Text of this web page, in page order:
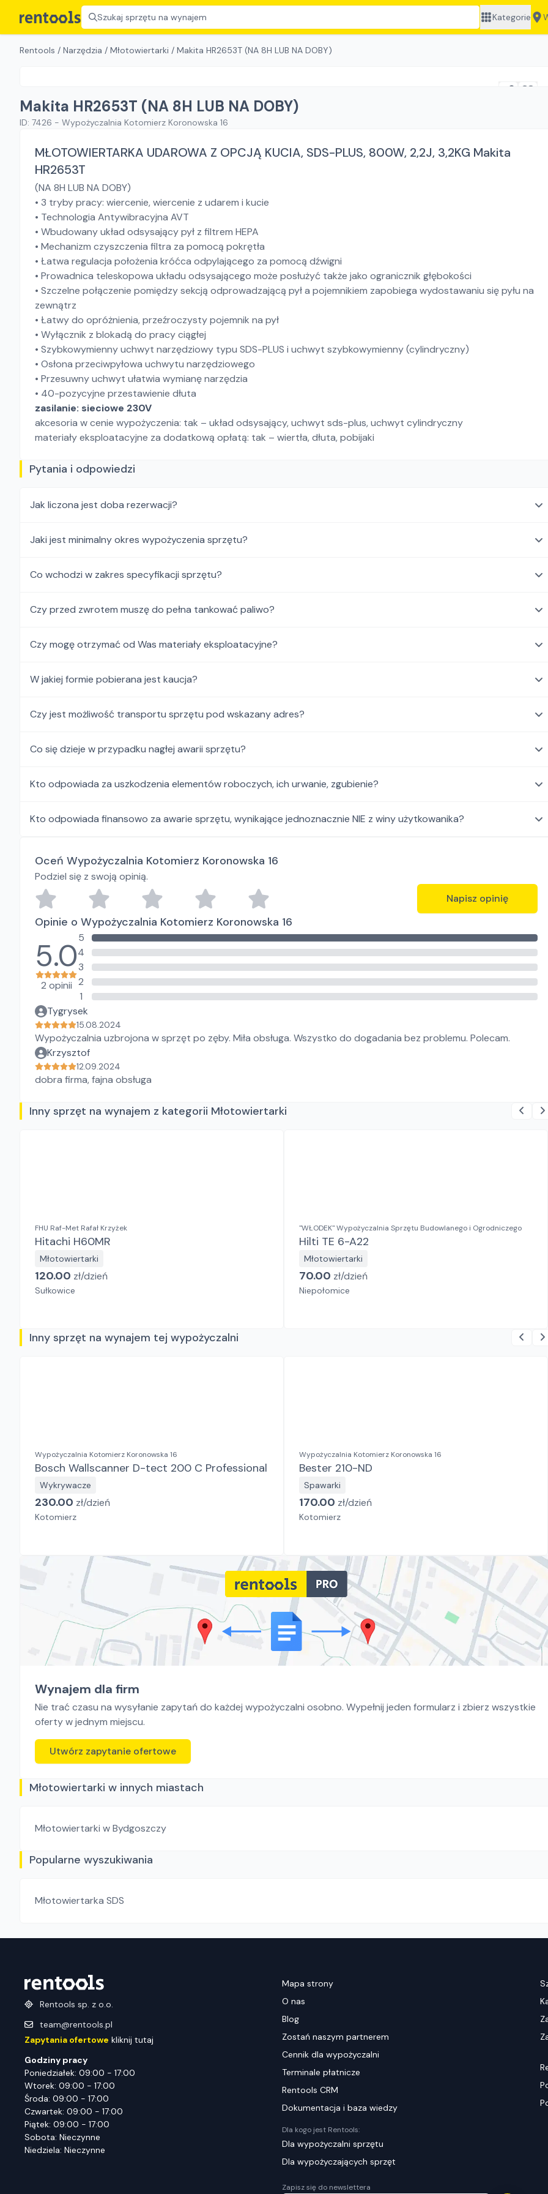
Szukaj sprzętu na wynajem Kategorie
Rentools / Narzędzia / Młotowiertarki / Makita HR2653T (NA 8H LUB NA DOBY)
Makita HR2653T (NA 8H LUB NA DOBY)
ID: 7426 - Wypożyczalnia Kotomierz Koronowska 16
MŁOTOWIERTARKA UDAROWA Z OPCJĄ KUCIA, SDS-PLUS, 800W, 2,2J, 3,2KG Makita
HR2653T
(NA 8H LUB NA DOBY)
• 3 tryby pracy: wiercenie, wiercenie z udarem i kucie
• Technologia Antywibracyjna AVT
• Wbudowany układ odsysający pył z filtrem HEPA
• Mechanizm czyszczenia filtra za pomocą pokrętła
• Łatwa regulacja położenia króćca odpylającego za pomocą dźwigni
• Prowadnica teleskopowa układu odsysającego może posłużyć także jako ogranicznik głębokości
• Szczelne połączenie pomiędzy sekcją odprowadzającą pył a pojemnikiem zapobiega wydostawaniu się pyłu na
zewnątrz
• Łatwy do opróżnienia, przeźroczysty pojemnik na pył
• Wyłącznik z blokadą do pracy ciągłej
• Szybkowymienny uchwyt narzędziowy typu SDS-PLUS i uchwyt szybkowymienny (cylindryczny)
• Osłona przeciwpyłowa uchwytu narzędziowego
• Przesuwny uchwyt ułatwia wymianę narzędzia
• 40-pozycyjne przestawienie dłuta
zasilanie: sieciowe 230V
akcesoria w cenie wypożyczenia: tak – układ odsysający, uchwyt sds-plus, uchwyt cylindryczny
materiały eksploatacyjne za dodatkową opłatą: tak – wiertła, dłuta, pobijaki
Pytania i odpowiedzi
Jak liczona jest doba rezerwacji?
Jaki jest minimalny okres wypożyczenia sprzętu?
Co wchodzi w zakres specyfikacji sprzętu?
Czy przed zwrotem muszę do pełna tankować paliwo?
Czy mogę otrzymać od Was materiały eksploatacyjne?
W jakiej formie pobierana jest kaucja?
Czy jest możliwość transportu sprzętu pod wskazany adres?
Co się dzieje w przypadku nagłej awarii sprzętu?
Kto odpowiada za uszkodzenia elementów roboczych, ich urwanie, zgubienie?
Kto odpowiada finansowo za awarie sprzętu, wynikające jednoznacznie NIE z winy użytkowanika?
Oceń Wypożyczalnia Kotomierz Koronowska 16
Podziel się z swoją opinią.
Napisz opinię
Opinie o Wypożyczalnia Kotomierz Koronowska 16
5.0
2 opinii
5
4
3
2
1
Tygrysek
15.08.2024
Wypożyczalnia uzbrojona w sprzęt po zęby. Miła obsługa. Wszystko do dogadania bez problemu. Polecam.
Krzysztof
12.09.2024
dobra firma, fajna obsługa
Inny sprzęt na wynajem z kategorii Młotowiertarki
FHU Raf-Met Rafał Krzyżek
Hitachi H60MR
Młotowiertarki
120.00 zł/dzień
Sułkowice
"WŁODEK" Wypożyczalnia Sprzętu Budowlanego i Ogrodniczego
Hilti TE 6-A22
Młotowiertarki
70.00 zł/dzień
Niepołomice
Inny sprzęt na wynajem tej wypożyczalni
Wypożyczalnia Kotomierz Koronowska 16
Bosch Wallscanner D-tect 200 C Professional
Wykrywacze
230.00 zł/dzień
Kotomierz
Wypożyczalnia Kotomierz Koronowska 16
Bester 210-ND
Spawarki
170.00 zł/dzień
Kotomierz
Wynajem dla firm
Nie trać czasu na wysyłanie zapytań do każdej wypożyczalni osobno. Wypełnij jeden formularz i zbierz wszystkie
oferty w jednym miejscu.
Utwórz zapytanie ofertowe
Młotowiertarki w innych miastach
Młotowiertarki w Bydgoszczy
Popularne wyszukiwania
Młotowiertarka SDS
Rentools sp. z o.o.
team@rentools.pl
Zapytania ofertowe kliknij tutaj
Godziny pracy
Poniedziałek: 09:00 - 17:00
Wtorek: 09:00 - 17:00
Środa: 09:00 - 17:00
Czwartek: 09:00 - 17:00
Piątek: 09:00 - 17:00
Sobota: Nieczynne
Niedziela: Nieczynne
Mapa strony
O nas
Blog
Zostań naszym partnerem
Cennik dla wypożyczalni
Terminale płatnicze
Rentools CRM
Dokumentacja i baza wiedzy
Dla kogo jest Rentools:
Dla wypożyczalni sprzętu
Dla wypożyczających sprzęt
Zapisz się do newslettera